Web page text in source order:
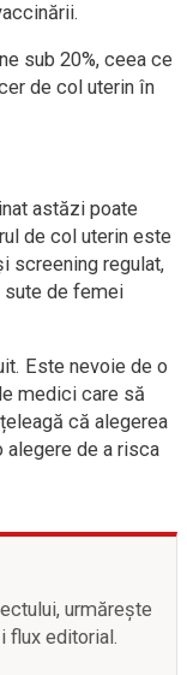
sub 20%, ceea ce
de col uterin în
astăzi poate
de col uterin este
screening regulat,
sute de femei
Este nevoie de o
medici care să
că alegerea
alegere de a risca
urmărește
flux editorial.